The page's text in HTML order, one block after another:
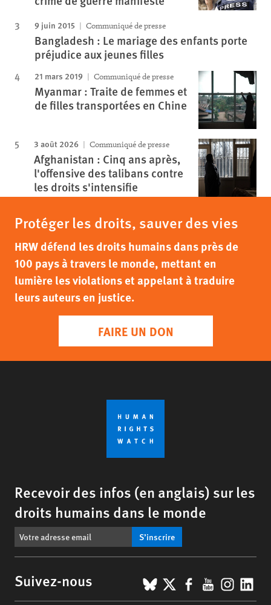
9 juin 2015 Communiqué de presse
Bangladesh : Le mariage des enfants porte
préjudice aux jeunes filles
21 mars 2019 Communiqué de presse
Myanmar : Traite de femmes et
de filles transportées en Chine
3 août 2026 Communiqué de presse
Afghanistan : Cinq ans après,
l'offensive des talibans contre
les droits s'intensifie
Protéger les droits, sauver des vies
HRW défend les droits humains dans près de
100 pays à travers le monde, mettant en
lumière les violations et appelant à traduire
leurs auteurs en justice.
FAIRE UN DON
Recevoir des infos (en anglais) sur les
droits humains dans le monde
S’inscrire
Suivez-nous BlueSky
X Facebook
YouTube